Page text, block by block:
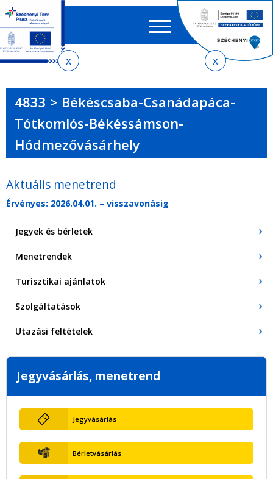
menetrendkeresőhöz
almenühöz
tartalomra
oldaltérképre
EN HU
űrlap
4833 > Békéscsaba-Csanádapáca-
Tótkomlós-Békéssámson-
Hódmezővásárhely
Aktuális menetrend
Érvényes: 2026.04.01. – visszavonásig
Jegyek és bérletek
Menetrendek
Turisztikai ajánlatok
Szolgáltatások
Utazási feltételek
Jegyvásárlás, menetrend
Jegyvásárlás
Bérletvásárlás